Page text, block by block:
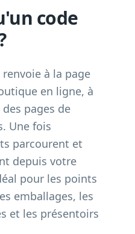
code
renvoie à la page
en ligne, à
pages de
Une fois
parcourent et
depuis votre
pour les points
emballages, les
et les présentoirs